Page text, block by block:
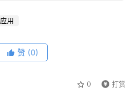
应用
赞 (0)
0 打赏